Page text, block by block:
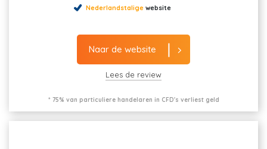
Nederlandstalige website
Naar de website
Lees de review
* 75% van particuliere handelaren in CFD's verliest geld